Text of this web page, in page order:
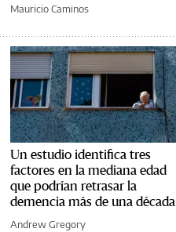
Mauricio Caminos
Un estudio identifica tres
factores en la mediana edad
que podrían retrasar la
demencia más de una década
Andrew Gregory